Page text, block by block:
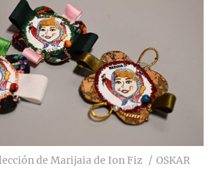
de Marijaia de Ion Fiz
OSKAR